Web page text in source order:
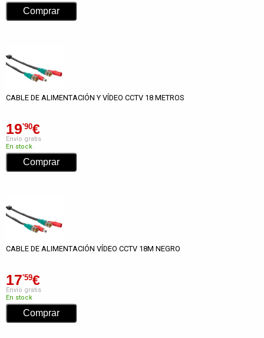
CABLE DE ALIMENTACIÓN Y VÍDEO CCTV 18 METROS
19'90€
Envío gratis
En stock
CABLE DE ALIMENTACIÓN VÍDEO CCTV 18M NEGRO
17'59€
Envío gratis
En stock